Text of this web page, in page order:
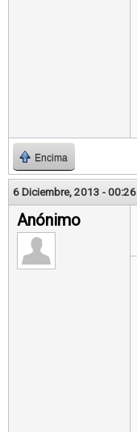
Encima
6 Diciembre, 2013 - 00:26
Anónimo